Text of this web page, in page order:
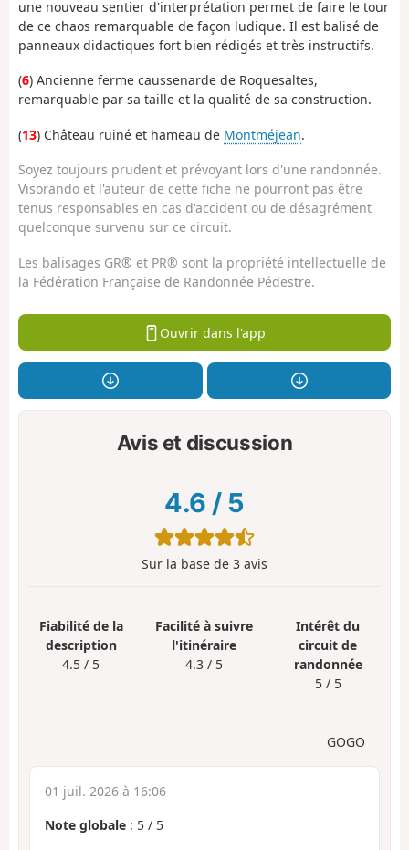
une nouveau sentier d'interprétation permet de faire le tour
de ce chaos remarquable de façon ludique. Il est balisé de
panneaux didactiques fort bien rédigés et très instructifs.
(6) Ancienne ferme caussenarde de Roquesaltes,
remarquable par sa taille et la qualité de sa construction.
(13) Château ruiné et hameau de Montméjean.
Soyez toujours prudent et prévoyant lors d'une randonnée.
Visorando et l'auteur de cette fiche ne pourront pas être
tenus responsables en cas d'accident ou de désagrément
quelconque survenu sur ce circuit.
Les balisages GR® et PR® sont la propriété intellectuelle de
la Fédération Française de Randonnée Pédestre.
Ouvrir dans l'app
Avis et discussion
4.6 / 5
Sur la base de 3 avis
Fiabilité de la
description
4.5 / 5
Facilité à suivre
l'itinéraire
4.3 / 5
Intérêt du
circuit de
randonnée
5 / 5
GOGO
01 juil. 2026 à 16:06
Note globale : 5 / 5